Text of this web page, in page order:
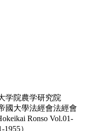
学院農学研究院
國大學法經會法經會
Ronso Vol.01-
1955）